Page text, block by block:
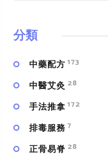
分類
中藥配方 173
中醫艾灸 28
手法推拿 172
排毒服務 7
正骨易脊 28